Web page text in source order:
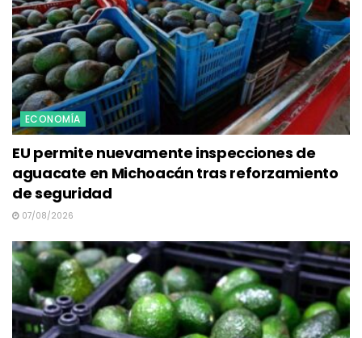
ECONOMÍA
EU permite nuevamente inspecciones de
aguacate en Michoacán tras reforzamiento
de seguridad
07/08/2026